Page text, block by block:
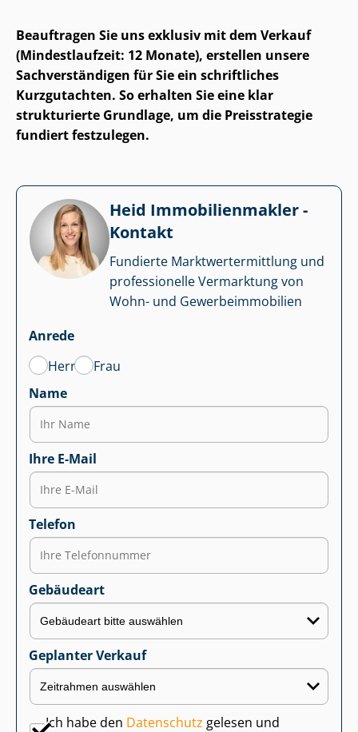
Beauftragen Sie uns exklusiv mit dem Verkauf
(Mindestlaufzeit: 12 Monate), erstellen unsere
Sach­ver­stän­di­gen für Sie ein schriftliches
Kurzgutachten. So erhalten Sie eine klar
strukturierte Grundlage, um die Preisstrategie
fundiert festzulegen.
Heid Im­mo­bi­li­en­mak­ler -
Kontakt
Fundierte Markt­wert­ermitt­lung und
professionelle Vermarktung von
Wohn- und Ge­wer­be­im­mo­bi­li­en
Anrede
Herr
Frau
Name
Ihre E-Mail
Telefon
Gebäudeart
Geplanter Verkauf
Ich habe den Datenschutz gelesen und